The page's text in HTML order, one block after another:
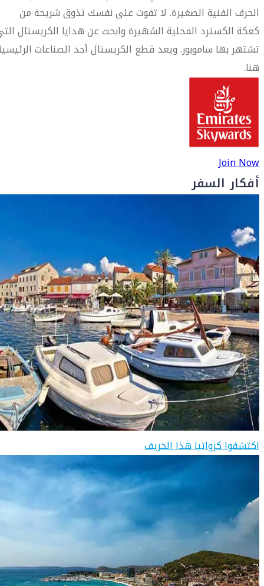
الحرف الفنية الصغيرة. لا تفوت على نفسك تذوق شريحة من
كعكة الكسترد المحلية الشهيرة وابحث عن هدايا الكريستال
تشتهر بها ساموبور. ويعد قطع الكريستال أحد الصناعات
هنا.
Join Now
أفكار السفر
اكتشفوا كرواتيا هذا الخريف